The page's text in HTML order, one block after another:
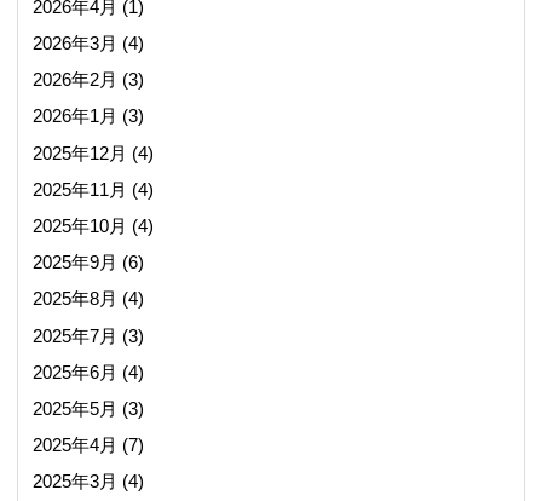
2026年4月 (1)
2026年3月 (4)
2026年2月 (3)
2026年1月 (3)
2025年12月 (4)
2025年11月 (4)
2025年10月 (4)
2025年9月 (6)
2025年8月 (4)
2025年7月 (3)
2025年6月 (4)
2025年5月 (3)
2025年4月 (7)
2025年3月 (4)